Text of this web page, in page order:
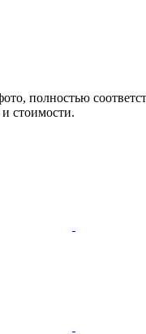
полностью
и стоимости.